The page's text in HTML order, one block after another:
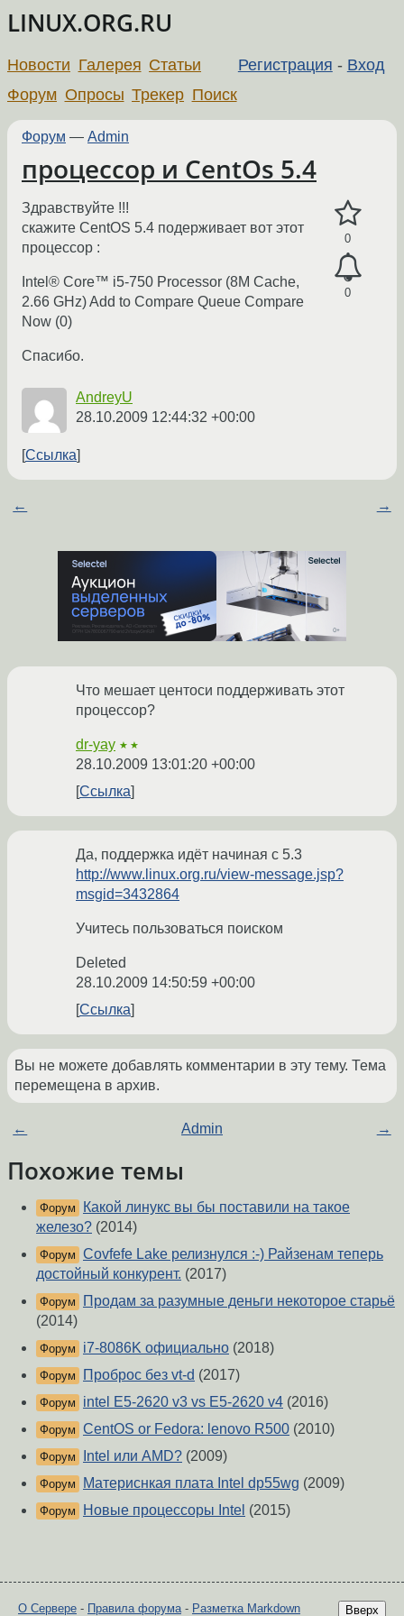
LINUX.ORG.RU
Регистрация - Вход
Новости Галерея Статьи
Форум Опросы Трекер Поиск
Форум — Admin
процессор и CentOs 5.4
0
0
Здравствуйте !!!
скажите CentOS 5.4 подерживает вот этот
процессор :
Intel® Core™ i5-750 Processor (8M Cache,
2.66 GHz) Add to Compare Queue Compare
Now (0)
Спасибо.
AndreyU
28.10.2009 12:44:32 +00:00
Ссылка
← →
Что мешает центоси поддерживать этот
процессор?
dr-yay ★★
28.10.2009 13:01:20 +00:00
Ссылка
Да, поддержка идёт начиная с 5.3
http://www.linux.org.ru/view-message.jsp?
msgid=3432864
Учитесь пользоваться поиском
Deleted
28.10.2009 14:50:59 +00:00
Ссылка
Вы не можете добавлять комментарии в эту тему. Тема
перемещена в архив.
← Admin →
Похожие темы
Форум
Какой линукс вы бы поставили на такое
железо? (2014)
Форум Covfefe Lake релизнулся :-) Райзенам теперь
достойный конкурент. (2017)
Форум
Продам за разумные деньги некоторое старьё
(2014)
Форум i7-8086K официально (2018)
Форум Проброс без vt-d (2017)
Форум intel E5-2620 v3 vs E5-2620 v4 (2016)
Форум CentOS or Fedora: lenovo R500 (2010)
Форум Intel или AMD? (2009)
Форум Материснкая плата Intel dp55wg (2009)
Форум Новые процессоры Intel (2015)
Вверх
О Сервере - Правила форума- Разметка Markdown